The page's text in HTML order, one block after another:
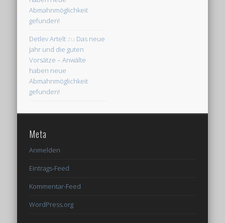
Abmahnmöglichkeit
gefunden!
Detlev Artelt zu Das neue
Jahr und die guten
Vorsätze – Anwälte
haben neue
Abmahnmöglichkeit
gefunden!
Meta
Anmelden
Eintrags-Feed
Kommentar-Feed
WordPress.org